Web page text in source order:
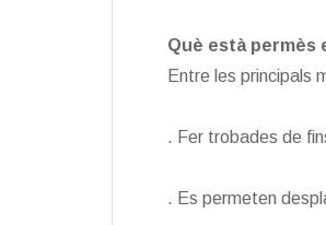
Què està permès
Entre les principals
. Fer trobades de
. Es permeten